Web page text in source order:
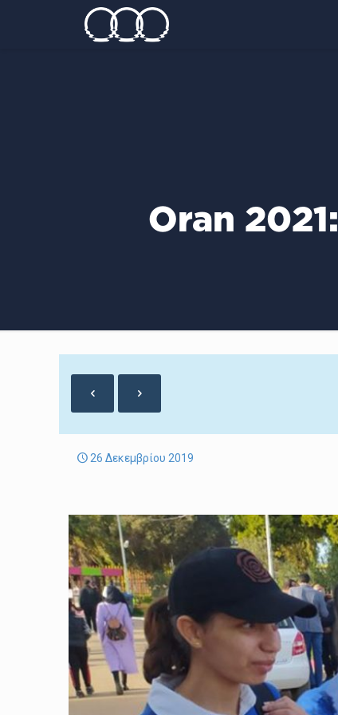
Oran
26 Δεκεμβρίου 2019